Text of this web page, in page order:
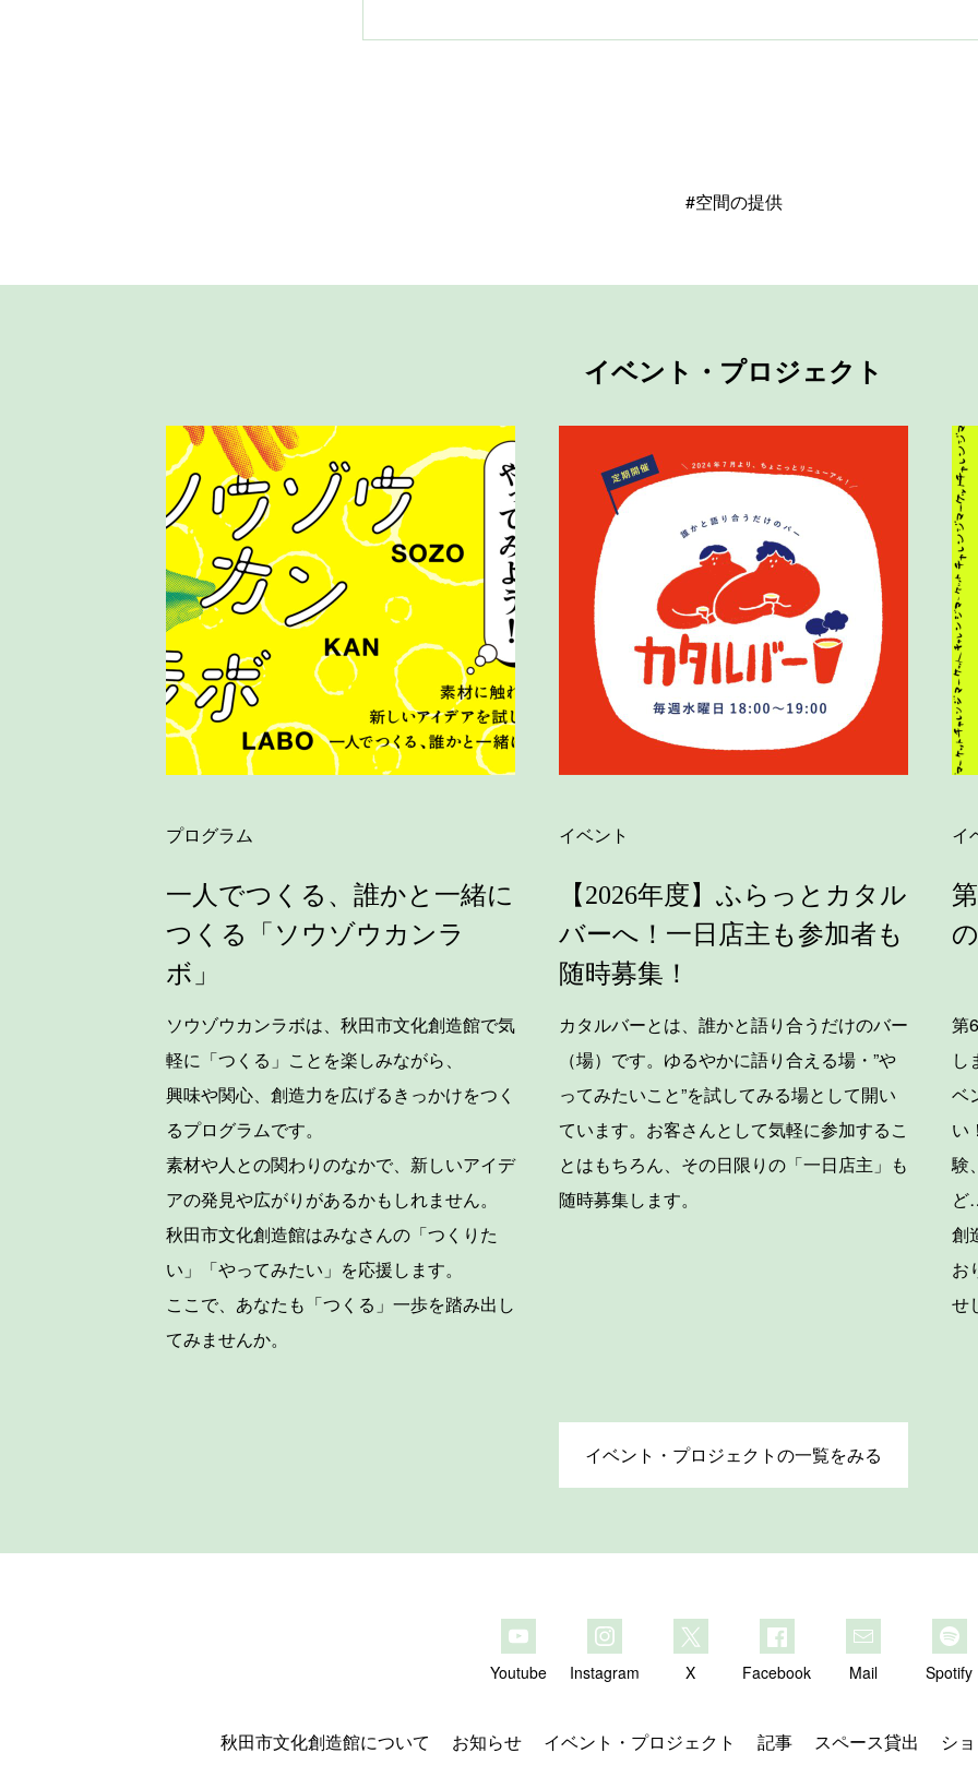
#空間の提供
イベント・プロジェクト
プログラム
一人でつくる、誰かと一緒に
つくる「ソウゾウカンラ
ボ」
ソウゾウカンラボは、秋田市文化創造館で気
軽に「つくる」ことを楽しみながら、
興味や関心、創造力を広げるきっかけをつく
るプログラムです。
素材や人との関わりのなかで、新しいアイデ
アの発見や広がりがあるかもしれません。
秋田市文化創造館はみなさんの「つくりた
い」「やってみたい」を応援します。
ここで、あなたも「つくる」一歩を踏み出し
てみませんか。
イベント
【2026年度】ふらっとカタル
バーへ！一日店主も参加者も
随時募集！
カタルバーとは、誰かと語り合うだけのバー
（場）です。ゆるやかに語り合える場・”や
ってみたいこと”を試してみる場として開い
ています。お客さんとして気軽に参加するこ
とはもちろん、その日限りの「一日店主」も
随時募集します。
イ
第
し
ベ
い
験
ど
創
お
せ
イベント・プロジェクトの一覧をみる
Youtube Instagram X Facebook Mail Spotify
秋田市文化創造館について お知らせ イベント・プロジェクト 記事 スペース貸出 シ